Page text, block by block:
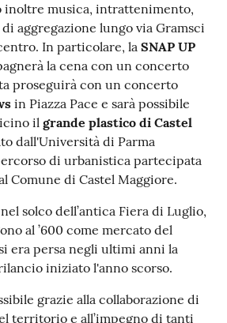
inoltre musica, intrattenimento,
aggregazione lungo via Gramsci
In particolare, la SNAP UP
la cena con un concerto
proseguirà con un concerto
in Piazza Pace e sarà possibile
il grande plastico di Castel
dall'Università di Parma
di urbanistica partecipata
Comune di Castel Maggiore.
solco dell’antica Fiera di Luglio,
al ’600 come mercato del
era persa negli ultimi anni la
iniziato l'anno scorso.
grazie alla collaborazione di
territorio e all’impegno di tanti